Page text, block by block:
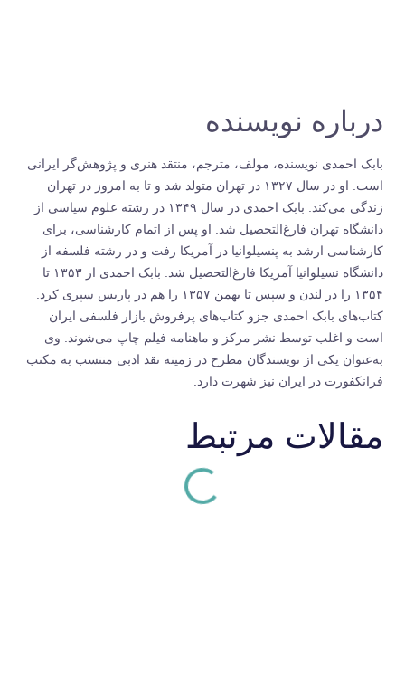
درباره نویسنده
بابک احمدی نویسنده، مولف، مترجم، منتقد هنری و پژوهش‌گر ایرانی
است. او در سال ۱۳۲۷ در تهران متولد شد و تا به امروز در تهران
زندگی می‌کند. بابک احمدی در سال ۱۳۴۹ در رشته علوم سیاسی از
دانشگاه تهران فارغ‌التحصیل شد. او پس از اتمام کارشناسی، برای
کارشناسی ارشد به پنسیلوانیا در آمریکا رفت و در رشته فلسفه از
دانشگاه نسیلوانیا آمریکا فارغ‌التحصیل شد. بابک احمدی از ۱۳۵۳ تا
۱۳۵۴ را در لندن و سپس تا بهمن ۱۳۵۷ را هم در پاریس سپری کرد.
کتاب‌های بابک احمدی جزو کتاب‌های پرفروش بازار فلسفی ایران
است و اغلب توسط نشر مرکز و ماهنامه فیلم چاپ می‌شوند. وی
به‌عنوان یکی از نویسندگان مطرح در زمینه نقد ادبی منتسب به مکتب
فرانکفورت در ایران نیز شهرت دارد.
مقالات مرتبط